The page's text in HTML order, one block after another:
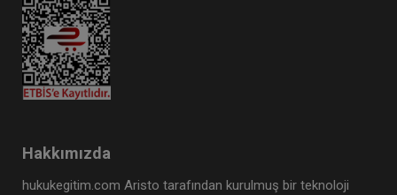
Hakkımızda
hukukegitim.com Aristo tarafından kurulmuş bir teknoloji